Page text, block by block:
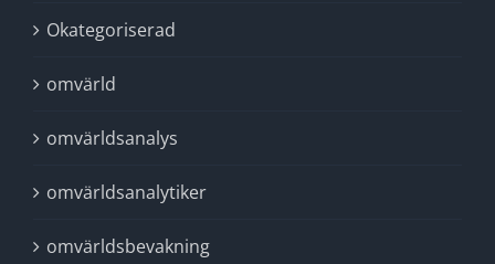
Okategoriserad
omvärld
omvärldsanalys
omvärldsanalytiker
omvärldsbevakning